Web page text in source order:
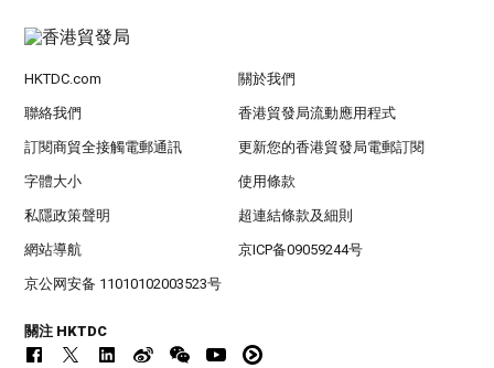
HKTDC.com 關於我們
聯絡我們 香港貿發局流動應用程式
訂閱商貿全接觸電郵通訊 更新您的香港貿發局電郵訂閱
字體大小 使用條款
私隱政策聲明 超連結條款及細則
網站導航 京ICP备09059244号
京公网安备 11010102003523号
關注 HKTDC